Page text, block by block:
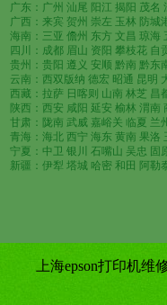
广东：广州 汕尾 阳江 揭阳 茂名
广西：来宾 贺州 崇左 玉林 防城
海南：三亚 儋州 东方 文昌 琼海
四川：成都 眉山 资阳 攀枝花 自
贵州：贵阳 遵义 安顺 黔南 黔东
云南：西双版纳 德宏 昭通 昆明
西藏：拉萨 日喀则 山南 林芝 昌
陕西：西安 咸阳 延安 榆林 渭南
甘肃：陇南 武威 嘉峪关 临夏 兰
青海：海北 西宁 海东 黄南 果洛
宁夏：中卫 银川 石嘴山 吴忠 固
新疆：伊犁 塔城 哈密 和田 阿勒
上海epson打印机